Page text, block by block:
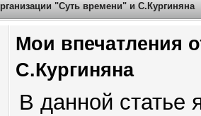
"Суть времени" и С.Кургиняна
Мои впечатления
С.Кургиняна
В данной статье